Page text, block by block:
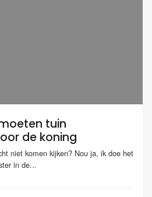
tuin
de koning
niet komen kijken? Nou ja, ik doe het
in de...